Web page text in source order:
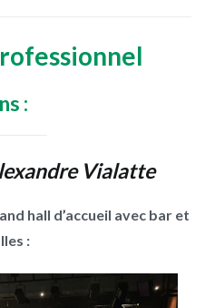
:
Vialatte
hall d’accueil avec bar et
: